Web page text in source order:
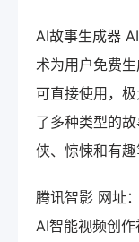
AI故事生成器
术为用户免费
可直接使用，
了多种类型的
侠、惊悚和有趣
腾讯智影 网址
AI智能视频创